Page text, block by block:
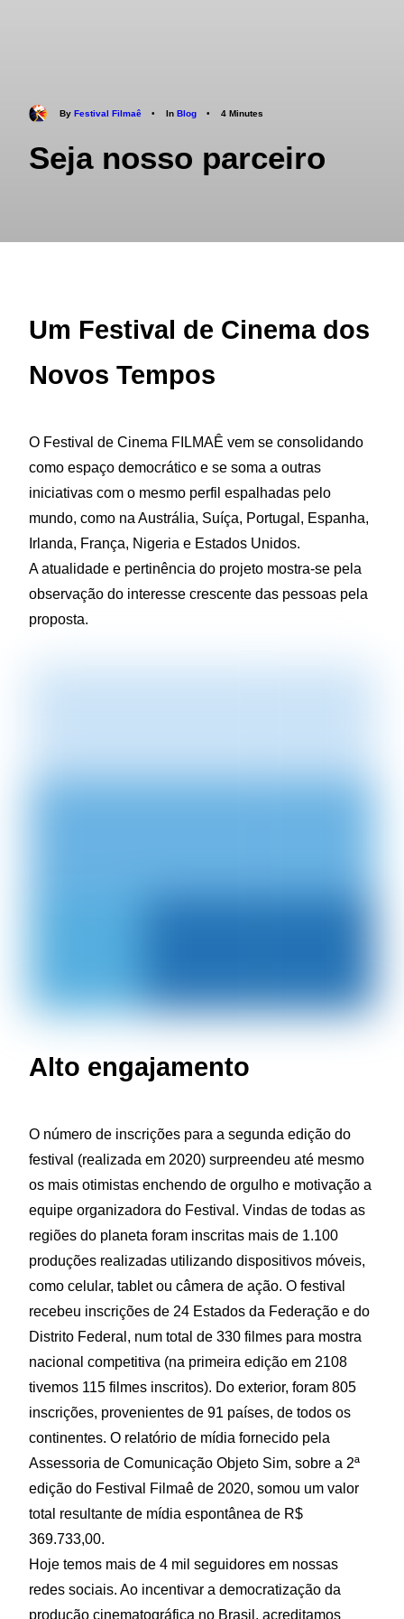
By Festival Filmaê • In Blog • 4 Minutes
Seja nosso parceiro
Um Festival de Cinema dos
Novos Tempos
O Festival de Cinema FILMAÊ vem se consolidando
como espaço democrático e se soma a outras
iniciativas com o mesmo perfil espalhadas pelo
mundo, como na Austrália, Suíça, Portugal, Espanha,
Irlanda, França, Nigeria e Estados Unidos.
A atualidade e pertinência do projeto mostra-se pela
observação do interesse crescente das pessoas pela
proposta.
Alto engajamento
O número de inscrições para a segunda edição do
festival (realizada em 2020) surpreendeu até mesmo
os mais otimistas enchendo de orgulho e motivação a
equipe organizadora do Festival. Vindas de todas as
regiões do planeta foram inscritas mais de 1.100
produções realizadas utilizando dispositivos móveis,
como celular, tablet ou câmera de ação. O festival
recebeu inscrições de 24 Estados da Federação e do
Distrito Federal, num total de 330 filmes para mostra
nacional competitiva (na primeira edição em 2108
tivemos 115 filmes inscritos). Do exterior, foram 805
inscrições, provenientes de 91 países, de todos os
continentes. O relatório de mídia fornecido pela
Assessoria de Comunicação Objeto Sim, sobre a 2ª
edição do Festival Filmaê de 2020, somou um valor
total resultante de mídia espontânea de R$
369.733,00.
Hoje temos mais de 4 mil seguidores em nossas
redes sociais. Ao incentivar a democratização da
produção cinematográfica no Brasil, acreditamos